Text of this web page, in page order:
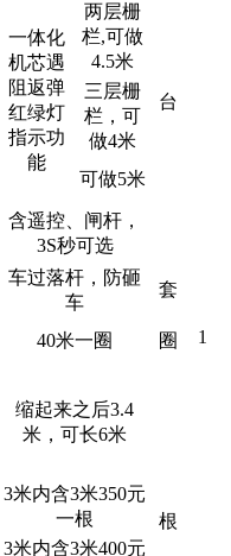
台
1
一体化
机芯遇
阻返弹
红绿灯
指示功
能
两层栅
栏,可做
4.5米
三层栅
栏，可
做4米
可做5米
含遥控、闸杆，
3S秒可选
车过落杆，防砸
车
套
40米一圈
圈
根
缩起来之后3.4
米，可长6米
3米内含3米350元
一根
3米内含3米400元